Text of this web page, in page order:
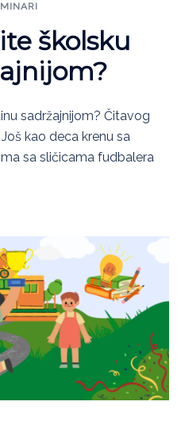
školsku
sadržajnijom? Čitavog
kao deca krenu sa
sa sličicama fudbalera